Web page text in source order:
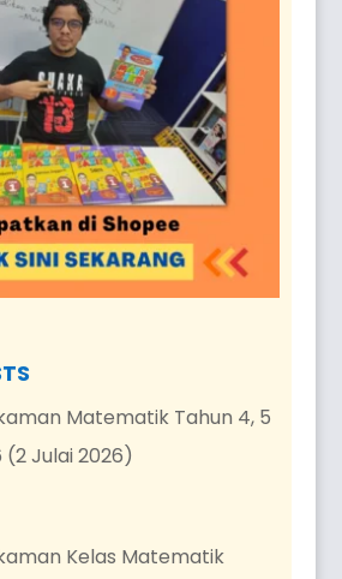
Matematik Tahun 4, 5
(2 Julai 2026)
Kelas Matematik